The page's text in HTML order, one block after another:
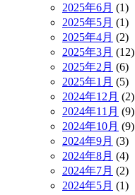
2025年6月 (1)
2025年5月 (1)
2025年4月 (2)
2025年3月 (12)
2025年2月 (6)
2025年1月 (5)
2024年12月 (2)
2024年11月 (9)
2024年10月 (9)
2024年9月 (3)
2024年8月 (4)
2024年7月 (2)
2024年5月 (1)